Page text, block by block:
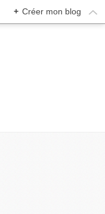
+ Créer mon blog